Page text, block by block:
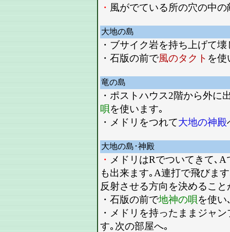
・ 風がでている所の穴の中
大地の島
・ブサイク岩を持ち上げて
・石版の前で風のタクト を使
竜の島
・ポストハウス2階から外に
唄を使います｡
・メドリをつれて大地の神殿
大地の島･神殿
・ メドリはRでついてきて､
も出来ます｡A連打で飛びま
反射させる方向を決めるこ
・石版の前で地神の唄を使い
・メドリを持ったままジャ
す｡次の部屋へ｡